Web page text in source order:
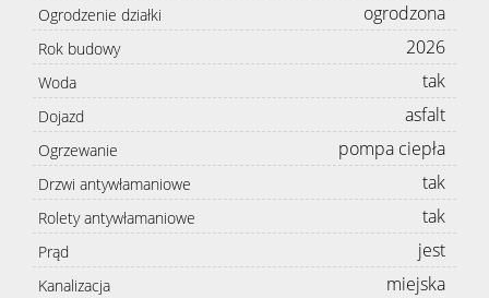
Ogrodzenie działki ogrodzona
Rok budowy 2026
Woda tak
Dojazd asfalt
Ogrzewanie pompa ciepła
Drzwi antywłamaniowe tak
Rolety antywłamaniowe tak
Prąd jest
Kanalizacja miejska